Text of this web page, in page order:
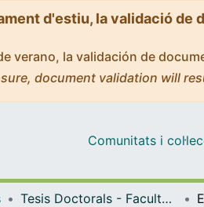
d'estiu, la validació de
verano, la validación de
document validation will
Comunitats i
Tesis Doctorals - Facultat - Medicina i Ciències de la Salut